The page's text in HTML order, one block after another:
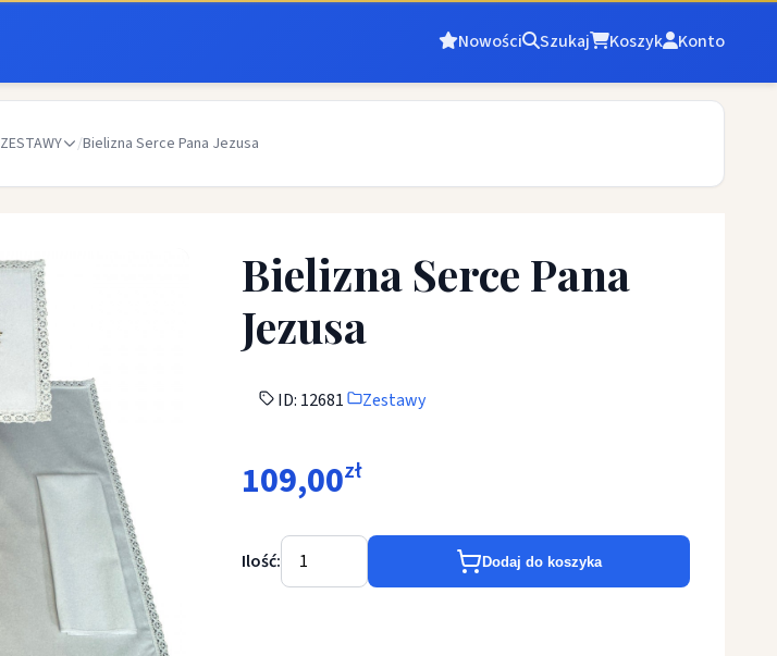
Nowości Szukaj Koszyk Konto
ZESTAWY /Bielizna Serce Pana Jezusa
Bielizna Serce Pana
Jezusa
ID: 12681 Zestawy
109,00zł
Ilość: Dodaj do koszyka